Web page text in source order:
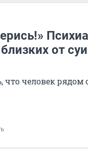
от
человек рядом